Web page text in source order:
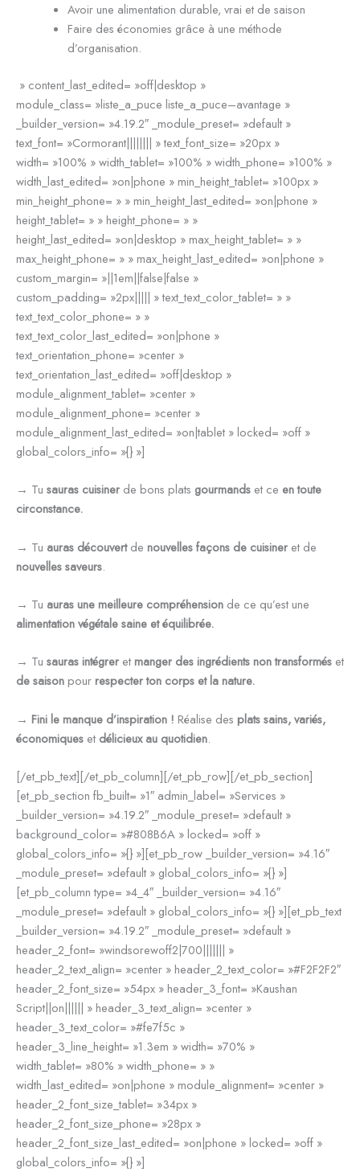
Avoir une alimentation durable, vrai et de saison
Faire des économies grâce à une méthode
d’organisation.
» content_last_edited= »off|desktop »
module_class= »liste_a_puce liste_a_puce–avantage »
_builder_version= »4.19.2″ _module_preset= »default »
text_font= »Cormorant|||||||| » text_font_size= »20px »
width= »100% » width_tablet= »100% » width_phone= »100% »
width_last_edited= »on|phone » min_height_tablet= »100px »
min_height_phone= » » min_height_last_edited= »on|phone »
height_tablet= » » height_phone= » »
height_last_edited= »on|desktop » max_height_tablet= » »
max_height_phone= » » max_height_last_edited= »on|phone »
custom_margin= »||1em||false|false »
custom_padding= »2px||||| » text_text_color_tablet= » »
text_text_color_phone= » »
text_text_color_last_edited= »on|phone »
text_orientation_phone= »center »
text_orientation_last_edited= »off|desktop »
module_alignment_tablet= »center »
module_alignment_phone= »center »
module_alignment_last_edited= »on|tablet » locked= »off »
global_colors_info= »{} »]
→ Tu sauras cuisiner de bons plats gourmands et ce en toute
circonstance.
→ Tu auras découvertde nouvelles façons de cuisiner et de
nouvelles saveurs.
→ Tu auras une meilleure compréhension de ce qu’est une
alimentation végétale saine et équilibrée.
→ Tu sauras intégrer et manger des ingrédients non transformés et
de saison pour respecter ton corps et la nature.
→ Fini le manque d’inspiration ! Réalise des plats sains, variés,
économiques et délicieux au quotidien.
[/et_pb_text][/et_pb_column][/et_pb_row][/et_pb_section]
[et_pb_section fb_built= »1″ admin_label= »Services »
_builder_version= »4.19.2″ _module_preset= »default »
background_color= »#808B6A » locked= »off »
global_colors_info= »{} »][et_pb_row _builder_version= »4.16″
_module_preset= »default » global_colors_info= »{} »]
[et_pb_column type= »4_4″ _builder_version= »4.16″
_module_preset= »default » global_colors_info= »{} »][et_pb_text
_builder_version= »4.19.2″ _module_preset= »default »
header_2_font= »windsorewoff2|700||||||| »
header_2_text_align= »center » header_2_text_color= »#F2F2F2″
header_2_font_size= »54px » header_3_font= »Kaushan
Script||on|||||| » header_3_text_align= »center »
header_3_text_color= »#fe7f5c »
header_3_line_height= »1.3em » width= »70% »
width_tablet= »80% » width_phone= » »
width_last_edited= »on|phone » module_alignment= »center »
header_2_font_size_tablet= »34px »
header_2_font_size_phone= »28px »
header_2_font_size_last_edited= »on|phone » locked= »off »
global_colors_info= »{} »]